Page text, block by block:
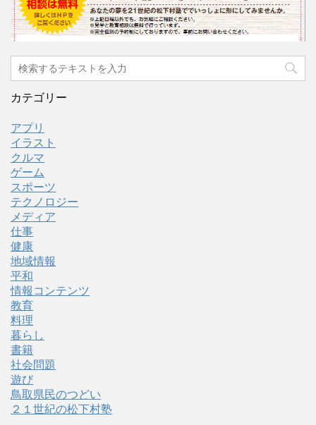
カテゴリー
アプリ
イラスト
クルマ
ゲーム
スポーツ
テクノロジー
メディア
仕事
健康
地域情報
平和
情報コンテンツ
教育
料理
暮らし
書籍
社会問題
遊び
鳥取県民のつどい
２１世紀の松下村塾